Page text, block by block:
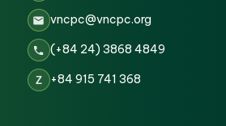
vncpc@vncpc.org
(+84 24) 3868 4849
Z +84 915 741 368